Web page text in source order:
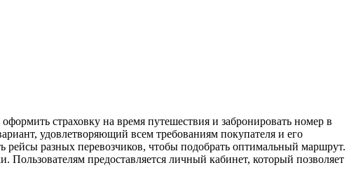
страховку на время путешествия и забронировать номер в
удовлетворяющий всем требованиям покупателя и его
рейсы разных перевозчиков, чтобы подобрать оптимальный маршрут.
предоставляется личный кабинет, который позволяет